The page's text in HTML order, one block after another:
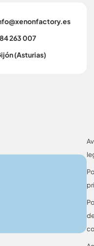
263 007
(Asturias)